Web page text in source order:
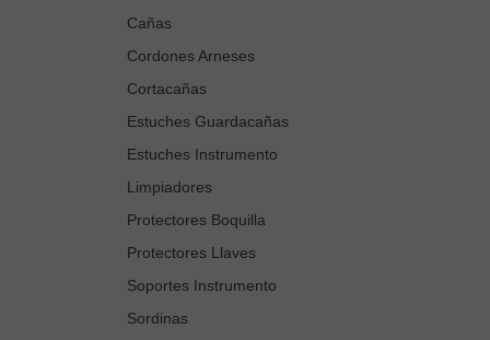
Cañas
Cordones Arneses
Cortacañas
Estuches Guardacañas
Estuches Instrumento
Limpiadores
Protectores Boquilla
Protectores Llaves
Soportes Instrumento
Sordinas